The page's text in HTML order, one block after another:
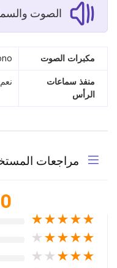
الصوت
مكبرات الصوت
منفذ سماعات
الرأس
نعم
مراجعات
★
★
★
★
★
★
★
★
★
★
★
★
★
★
★